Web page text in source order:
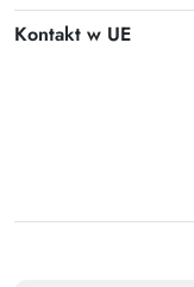
Kontakt w UE